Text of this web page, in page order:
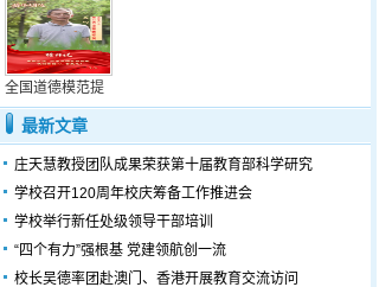
全国道德模范提
最新文章
庄天慧教授团队成果荣获第十届教育部科学研究
学校召开120周年校庆筹备工作推进会
学校举行新任处级领导干部培训
“四个有力”强根基 党建领航创一流
校长吴德率团赴澳门、香港开展教育交流访问